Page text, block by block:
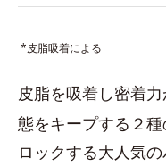
*皮脂吸着による
皮脂を吸着し密着
態をキープする２
ロックする大人気